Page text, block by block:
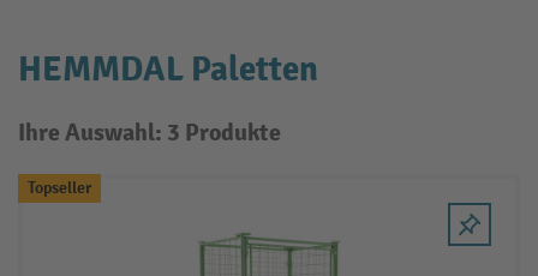
HEMMDAL Paletten
Ihre Auswahl: 3 Produkte
Topseller